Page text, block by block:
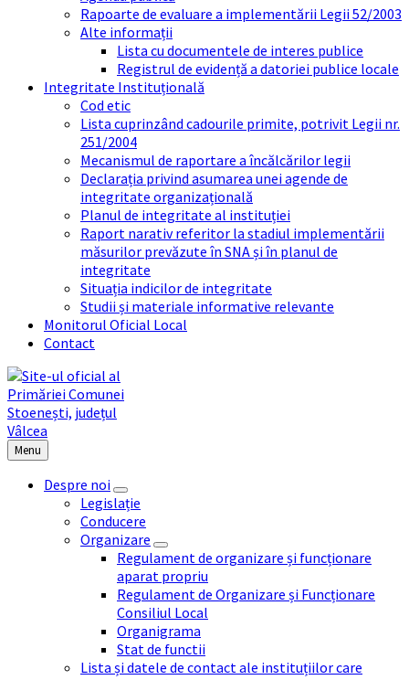
Rapoarte de evaluare a implementării Legii 52/2003
Alte informații
Lista cu documentele de interes publice
Registrul de evidență a datoriei publice locale
Integritate Instituțională
Cod etic
Lista cuprinzând cadourile primite, potrivit Legii nr.
251/2004
Mecanismul de raportare a încălcărilor legii
Declarația privind asumarea unei agende de
integritate organizațională
Planul de integritate al instituției
Raport narativ referitor la stadiul implementării
măsurilor prevăzute în SNA și în planul de
integritate
Situația indicilor de integritate
Studii și materiale informative relevante
Monitorul Oficial Local
Contact
Menu
Despre noi
Legislație
Conducere
Organizare
Regulament de organizare și funcționare
aparat propriu
Regulament de Organizare și Funcționare
Consiliul Local
Organigrama
Stat de functii
Lista și datele de contact ale instituțiilor care